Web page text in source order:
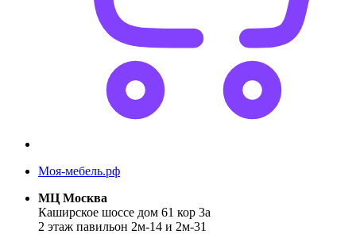
Моя-мебель.рф
МЦ Москва
Каширское шоссе дом 61 кор 3а
2 этаж павильон 2м-14 и 2м-31